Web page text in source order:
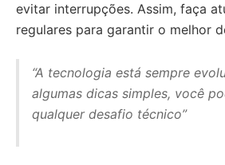
evitar interrupções. Assim, faça
regulares para garantir o melhor
“A tecnologia está sempre
algumas dicas simples, você
qualquer desafio técnico”